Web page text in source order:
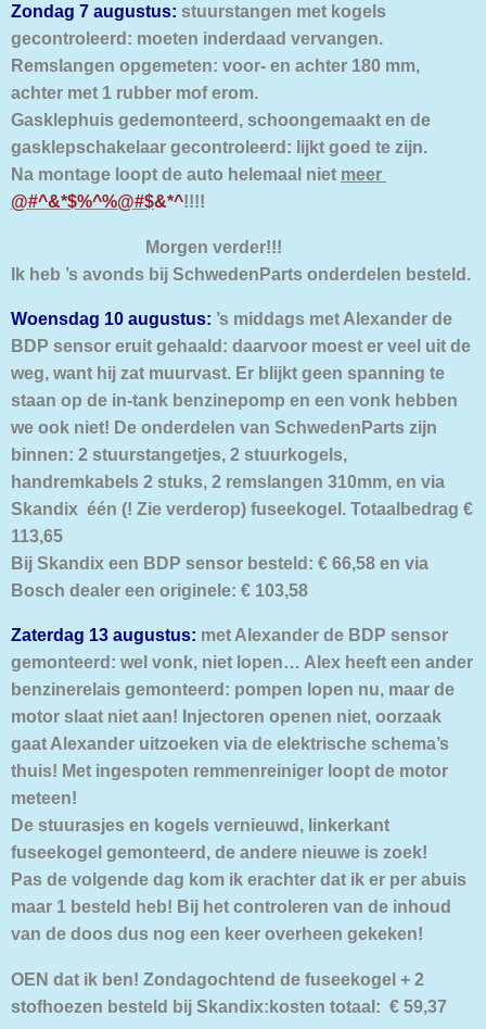
Zondag 7 augustus: stuurstangen met kogels
gecontroleerd: moeten inderdaad vervangen.
Remslangen opgemeten: voor- en achter 180 mm,
achter met 1 rubber mof erom.
Gasklephuis gedemonteerd, schoongemaakt en de
gasklepschakelaar gecontroleerd: lijkt goed te zijn.
Na montage loopt de auto helemaal niet meer
@#^&*$%^%@#$&*^!!!!
Morgen verder!!!
Ik heb ’s avonds bij SchwedenParts onderdelen besteld.
Woensdag 10 augustus: ’s middags met Alexander de
BDP sensor eruit gehaald: daarvoor moest er veel uit de
weg, want hij zat muurvast. Er blijkt geen spanning te
staan op de in-tank benzinepomp en een vonk hebben
we ook niet! De onderdelen van SchwedenParts zijn
binnen: 2 stuurstangetjes, 2 stuurkogels,
handremkabels 2 stuks, 2 remslangen 310mm, en via
Skandix één (! Zie verderop) fuseekogel. Totaalbedrag €
113,65
Bij Skandix een BDP sensor besteld: € 66,58 en via
Bosch dealer een originele: € 103,58
Zaterdag 13 augustus: met Alexander de BDP sensor
gemonteerd: wel vonk, niet lopen… Alex heeft een ander
benzinerelais gemonteerd: pompen lopen nu, maar de
motor slaat niet aan! Injectoren openen niet, oorzaak
gaat Alexander uitzoeken via de elektrische schema’s
thuis! Met ingespoten remmenreiniger loopt de motor
meteen!
De stuurasjes en kogels vernieuwd, linkerkant
fuseekogel gemonteerd, de andere nieuwe is zoek!
Pas de volgende dag kom ik erachter dat ik er per abuis
maar 1 besteld heb! Bij het controleren van de inhoud
van de doos dus nog een keer overheen gekeken!
OEN dat ik ben! Zondagochtend de fuseekogel + 2
stofhoezen besteld bij Skandix:kosten totaal: € 59,37